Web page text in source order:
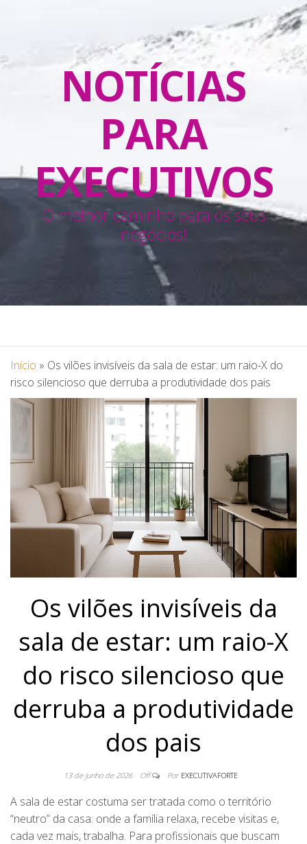
NOTÍCIAS
PARA
EXECUTIVOS
O melhor caminho para os seus
negócios!
Início » Os vilões invisíveis da sala de estar: um raio-X do
risco silencioso que derruba a produtividade dos pais
Os vilões invisíveis da
sala de estar: um raio-X
do risco silencioso que
derruba a produtividade
dos pais
13 de junho de 2026 Off Por EXECUTIVAFORTE
A sala de estar costuma ser tratada como o território
“neutro” da casa: onde a família relaxa, recebe visitas e,
cada vez mais, trabalha. Para profissionais que buscam